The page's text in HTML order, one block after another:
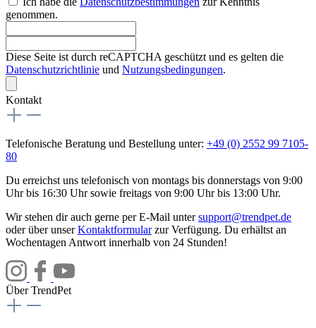
genommen.
Diese Seite ist durch reCAPTCHA geschützt und es gelten die
Datenschutzrichtlinie und Nutzungsbedingungen.
Kontakt
Telefonische Beratung und Bestellung unter: +49 (0) 2552 99 7105-
80
Du erreichst uns telefonisch von montags bis donnerstags von 9:00
Uhr bis 16:30 Uhr sowie freitags von 9:00 Uhr bis 13:00 Uhr.
Wir stehen dir auch gerne per E-Mail untersupport@trendpet.de
oder über unserKontaktformularzur Verfügung. Du erhältst an
Wochentagen Antwort innerhalb von 24 Stunden!
Über TrendPet